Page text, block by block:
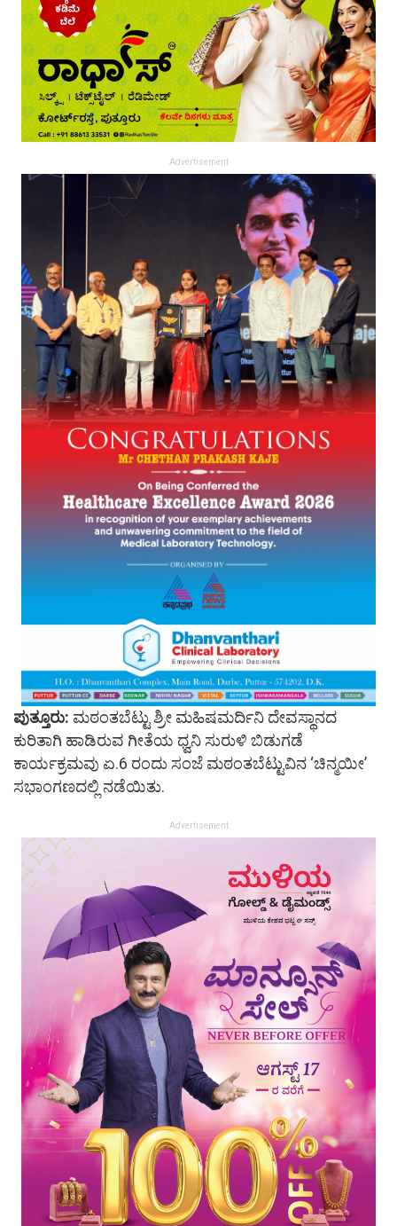
Advertisement
ಪುತ್ತೂರು: ಮಠಂತಬೆಟ್ಟು ಶ್ರೀ ಮಹಿಷಮರ್ದಿನಿ ದೇವಸ್ಥಾನದ
ಕುರಿತಾಗಿ ಹಾಡಿರುವ ಗೀತೆಯ ಧ್ವನಿ ಸುರುಳಿ ಬಿಡುಗಡೆ
ಕಾರ್ಯಕ್ರಮವು ಏ.6 ರಂದು ಸಂಜೆ ಮಠಂತಬೆಟ್ಟುವಿನ ‘ಚಿನ್ಮಯೀ’
ಸಭಾಂಗಣದಲ್ಲಿ ನಡೆಯಿತು.
Advertisement